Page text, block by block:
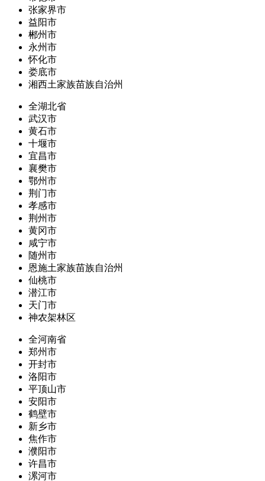
张家界市
益阳市
郴州市
永州市
怀化市
娄底市
湘西土家族苗族自治州
全湖北省
武汉市
黄石市
十堰市
宜昌市
襄樊市
鄂州市
荆门市
孝感市
荆州市
黄冈市
咸宁市
随州市
恩施土家族苗族自治州
仙桃市
潜江市
天门市
神农架林区
全河南省
郑州市
开封市
洛阳市
平顶山市
安阳市
鹤壁市
新乡市
焦作市
濮阳市
许昌市
漯河市